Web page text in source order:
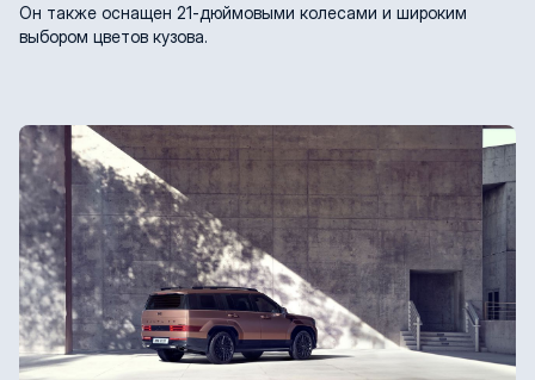
Он также оснащен 21-дюймовыми колесами и широким
выбором цветов кузова.